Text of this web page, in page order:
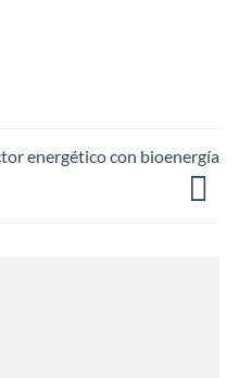
energético con bioenergía